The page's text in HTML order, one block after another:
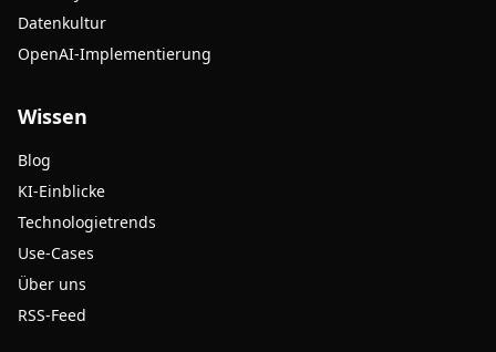
Datenkultur
OpenAI-Implementierung
Wissen
Blog
KI-Einblicke
Technologietrends
Use-Cases
Über uns
RSS-Feed